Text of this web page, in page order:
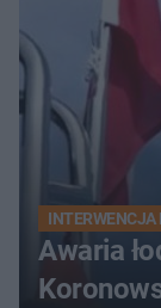
INTERWENCJA
Awaria